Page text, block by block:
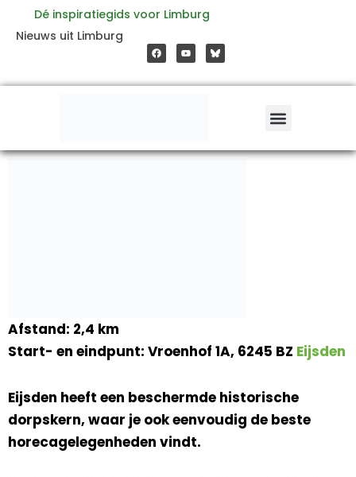
inhoud
Dé inspiratiegids voor Limburg
Nieuws uit Limburg
a
c
e
o
o
o
u
t
b
e
Afstand: 2,4 km
Start- en eindpunt: Vroenhof 1A, 6245 BZ Eijsden
Eijsden heeft een beschermde historische
dorpskern, waar je ook eenvoudig de beste
horecagelegenheden vindt.